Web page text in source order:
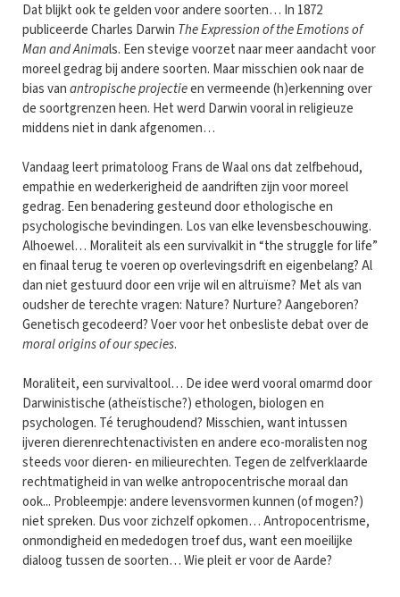
Dat blijkt ook te gelden voor andere soorten… In 1872
publiceerde Charles Darwin The Expression of the Emotions of
Man and Animals. Een stevige voorzet naar meer aandacht voor
moreel gedrag bij andere soorten. Maar misschien ook naar de
bias vanantropische projectieen vermeende (h)erkenning over
de soortgrenzen heen. Het werd Darwin vooral in religieuze
middens niet in dank afgenomen…
Vandaag leert primatoloog Frans de Waal ons dat zelfbehoud,
empathie en wederkerigheid de aandriften zijn voor moreel
gedrag. Een benadering gesteund door ethologische en
psychologische bevindingen. Los van elke levensbeschouwing.
Alhoewel… Moraliteit als een survivalkit in “the struggle for life”
en finaal terug te voeren op overlevingsdrift en eigenbelang? Al
dan niet gestuurd door een vrije wil en altruïsme? Met als van
oudsher de terechte vragen: Nature? Nurture? Aangeboren?
Genetisch gecodeerd? Voer voor het onbesliste debat over de
moral origins of our species.
Moraliteit, een survivaltool… De idee werd vooral omarmd door
Darwinistische (atheïstische?) ethologen, biologen en
psychologen. Té terughoudend? Misschien, want intussen
ijveren dierenrechtenactivisten en andere eco-moralisten nog
steeds voor dieren- en milieurechten. Tegen de zelfverklaarde
rechtmatigheid in van welke antropocentrische moraal dan
ook... Probleempje: andere levensvormen kunnen (of mogen?)
niet spreken. Dus voor zichzelf opkomen… Antropocentrisme,
onmondigheid en mededogen troef dus, want een moeilijke
dialoog tussen de soorten… Wie pleit er voor de Aarde?